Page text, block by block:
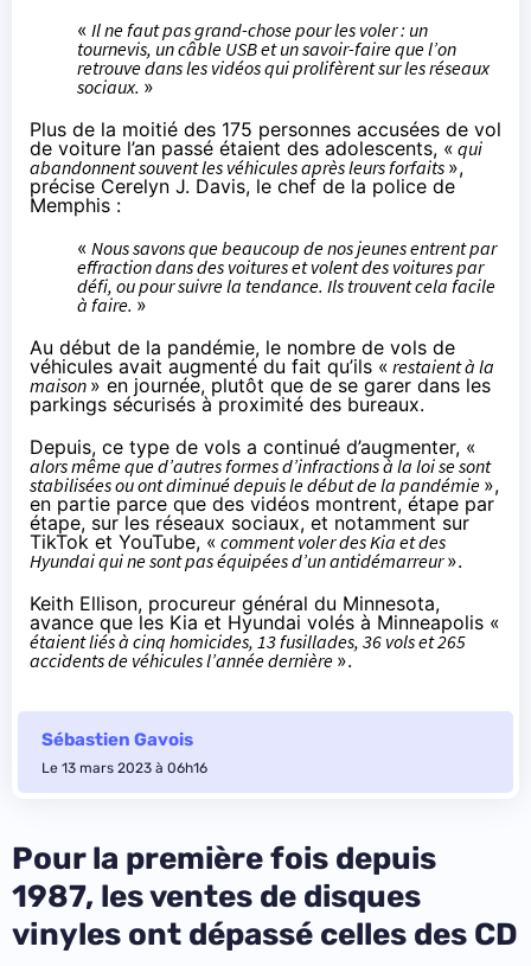
« Il ne faut pas grand-chose pour les voler : un
tournevis, un câble USB et un savoir-faire que l’on
retrouve dans les vidéos qui prolifèrent sur les réseaux
sociaux. »
Plus de la moitié des 175 personnes accusées de vol
de voiture l’an passé étaient des adolescents, « qui
abandonnent souvent les véhicules après leurs forfaits »,
précise Cerelyn J. Davis, le chef de la police de
Memphis :
« Nous savons que beaucoup de nos jeunes entrent par
effraction dans des voitures et volent des voitures par
défi, ou pour suivre la tendance. Ils trouvent cela facile
à faire. »
Au début de la pandémie, le nombre de vols de
véhicules avait augmenté du fait qu’ils « restaient à la
maison » en journée, plutôt que de se garer dans les
parkings sécurisés à proximité des bureaux.
Depuis, ce type de vols a continué d’augmenter, «
alors même que d’autres formes d’infractions à la loi se sont
stabilisées ou ont diminué depuis le début de la pandémie »,
en partie parce que des vidéos montrent, étape par
étape, sur les réseaux sociaux, et notamment sur
TikTok et YouTube, « comment voler des Kia et des
Hyundai qui ne sont pas équipées d’un antidémarreur».
Keith Ellison, procureur général du Minnesota,
avance que les Kia et Hyundai volés à Minneapolis «
étaient liés à cinq homicides, 13 fusillades, 36 vols et 265
accidents de véhicules l’année dernière ».
Sébastien Gavois
Le 13 mars 2023 à 06h16
Pour la première fois depuis
1987, les ventes de disques
vinyles ont dépassé celles des CD